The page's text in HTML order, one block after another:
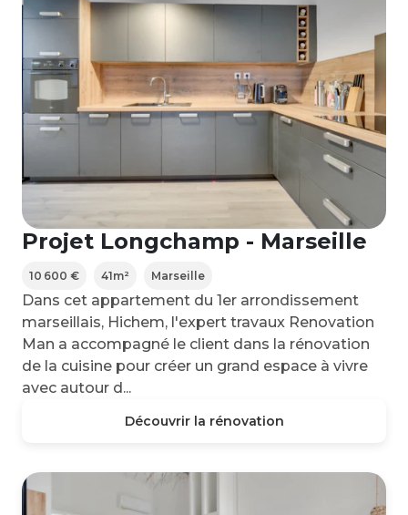
Projet Longchamp - Marseille
10 600 € 41m² Marseille
Dans cet appartement du 1er arrondissement
marseillais, Hichem, l'expert travaux Renovation
Man a accompagné le client dans la rénovation
de la cuisine pour créer un grand espace à vivre
avec autour d...
Découvrir la rénovation